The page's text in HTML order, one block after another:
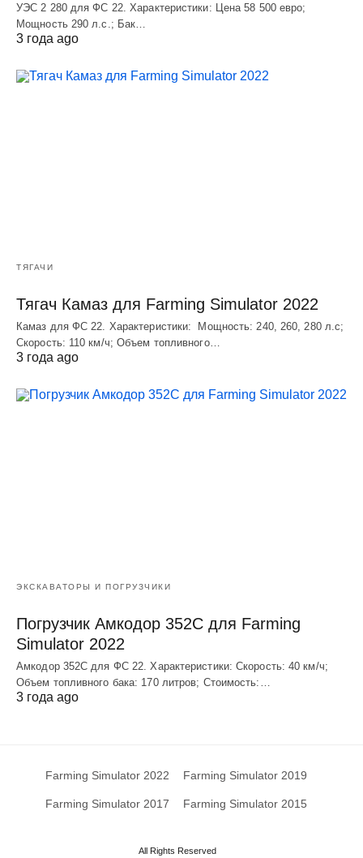
УЭC 2 280 для ФС 22. Характеристики: Цена 58 500 евро;
Мощность 290 л.с.; Бак…
3 года ago
ТЯГАЧИ
Тягач Камаз для Farming Simulator 2022
Камаз для ФС 22. Характеристики: Мощность: 240, 260, 280 л.с;
Скорость: 110 км/ч; Объем топливного…
3 года ago
ЭКСКАВАТОРЫ И ПОГРУЗЧИКИ
Погрузчик Амкодор 352С для Farming
Simulator 2022
Амкодор 352С для ФС 22. Характеристики: Скорость: 40 км/ч;
Объем топливного бака: 170 литров; Стоимость:…
3 года ago
Farming Simulator 2022 Farming Simulator 2019
Farming Simulator 2017 Farming Simulator 2015
All Rights Reserved